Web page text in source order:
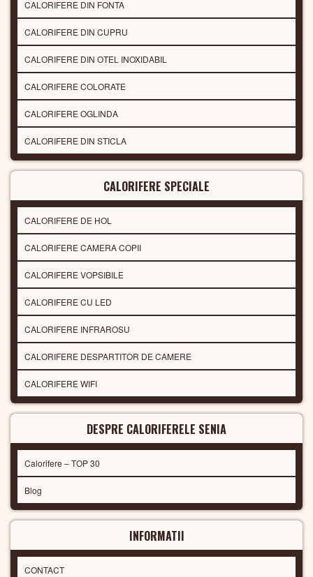
CALORIFERE DIN FONTA
CALORIFERE DIN CUPRU
CALORIFERE DIN OTEL INOXIDABIL
CALORIFERE COLORATE
CALORIFERE OGLINDA
CALORIFERE DIN STICLA
CALORIFERE SPECIALE
CALORIFERE DE HOL
CALORIFERE CAMERA COPII
CALORIFERE VOPSIBILE
CALORIFERE CU LED
CALORIFERE INFRAROSU
CALORIFERE DESPARTITOR DE CAMERE
CALORIFERE WIFI
DESPRE CALORIFERELE SENIA
Calorifere – TOP 30
Blog
INFORMATII
CONTACT